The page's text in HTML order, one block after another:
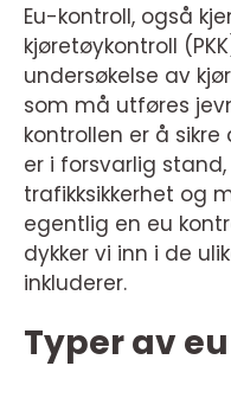
Eu-kontroll, også
kjøretøykontroll
undersøkelse av
som må utføres
kontrollen er å
er i forsvarlig
trafikksikkerhet og
egentlig en eu
dykker vi inn i de
inkluderer.
Typer av